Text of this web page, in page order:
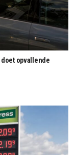
doet opvallende